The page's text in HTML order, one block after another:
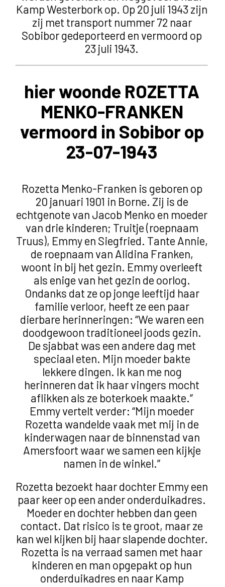
Kamp Westerbork op. Op 20 juli 1943 zijn
zij met transport nummer 72 naar
Sobibor gedeporteerd en vermoord op
23 juli 1943.
hier woonde ROZETTA
MENKO-FRANKEN
vermoord in Sobibor op
23-07-1943
Rozetta Menko-Franken is geboren op
20 januari 1901 in Borne. Zij is de
echtgenote van Jacob Menko en moeder
van drie kinderen; Truitje (roepnaam
Truus), Emmy en Siegfried. Tante Annie,
de roepnaam van Alidina Franken,
woont in bij het gezin. Emmy overleeft
als enige van het gezin de oorlog.
Ondanks dat ze op jonge leeftijd haar
familie verloor, heeft ze een paar
dierbare herinneringen: “We waren een
doodgewoon traditioneel joods gezin.
De sjabbat was een andere dag met
speciaal eten. Mijn moeder bakte
lekkere dingen. Ik kan me nog
herinneren dat ik haar vingers mocht
aflikken als ze boterkoek maakte.”
Emmy vertelt verder: “Mijn moeder
Rozetta wandelde vaak met mij in de
kinderwagen naar de binnenstad van
Amersfoort waar we samen een kijkje
namen in de winkel.”
Rozetta bezoekt haar dochter Emmy een
paar keer op een ander onderduikadres.
Moeder en dochter hebben dan geen
contact. Dat risico is te groot, maar ze
kan wel kijken bij haar slapende dochter.
Rozetta is na verraad samen met haar
kinderen en man opgepakt op hun
onderduikadres en naar Kamp